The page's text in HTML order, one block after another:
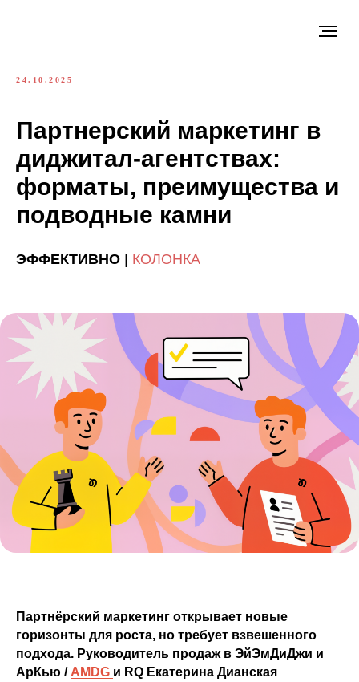
24.10.2025
Партнерский маркетинг в
диджитал-агентствах:
форматы, преимущества и
подводные камни
ЭФФЕКТИВНО КОЛОНКА
Партнёрский маркетинг открывает новые
горизонты для роста, но требует взвешенного
подхода. Руководитель продаж в ЭйЭмДиДжи и
АрКью / AMDG и RQ Екатерина Дианская